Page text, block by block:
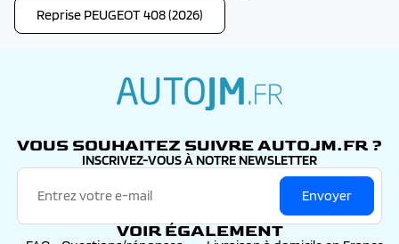
Reprise PEUGEOT 408 (2026)
VOUS SOUHAITEZ SUIVRE AUTOJM.FR ?
INSCRIVEZ-VOUS À NOTRE NEWSLETTER
Envoyer
VOIR ÉGALEMENT